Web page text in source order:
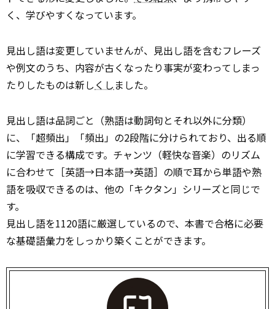
く、学びやすくなっています。
見出し語は変更していませんが、見出し語を含むフレーズ
や例文のうち、内容が古くなったり事実が変わってしまっ
たりしたものは新し くし ました。
見出し語は品詞ごと（熟語は動詞句とそれ以外に分類）
に、「超頻出」「頻出」の2段階に分けられており、出る順
に学習できる構成です。チャンツ（軽快な音楽）のリズム
に合わせて［英語→日本語→英語］の順で耳から単語や熟
語を吸収できるのは、他の「キクタン」シリーズと同じで
す。
見出し語を1120語に厳選しているので、本書で合格に必要
な基礎語彙力をしっかり築くことができます。